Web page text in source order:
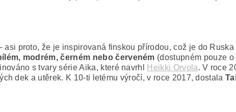
asi proto, že je inspirovaná finskou přírodou, což je do Ruska
modrém, černém nebo červeném (dostupném pouze
s tvary série Aika, které navrhl Heikki Orvola. V roce
dek a utěrek. K 10-ti letému výročí, v roce 2017, dostala